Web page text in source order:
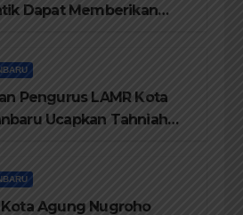
Dapat Memberikan
Pengurus LAMR Kota
Ucapkan Tahniah
Agung Nugroho